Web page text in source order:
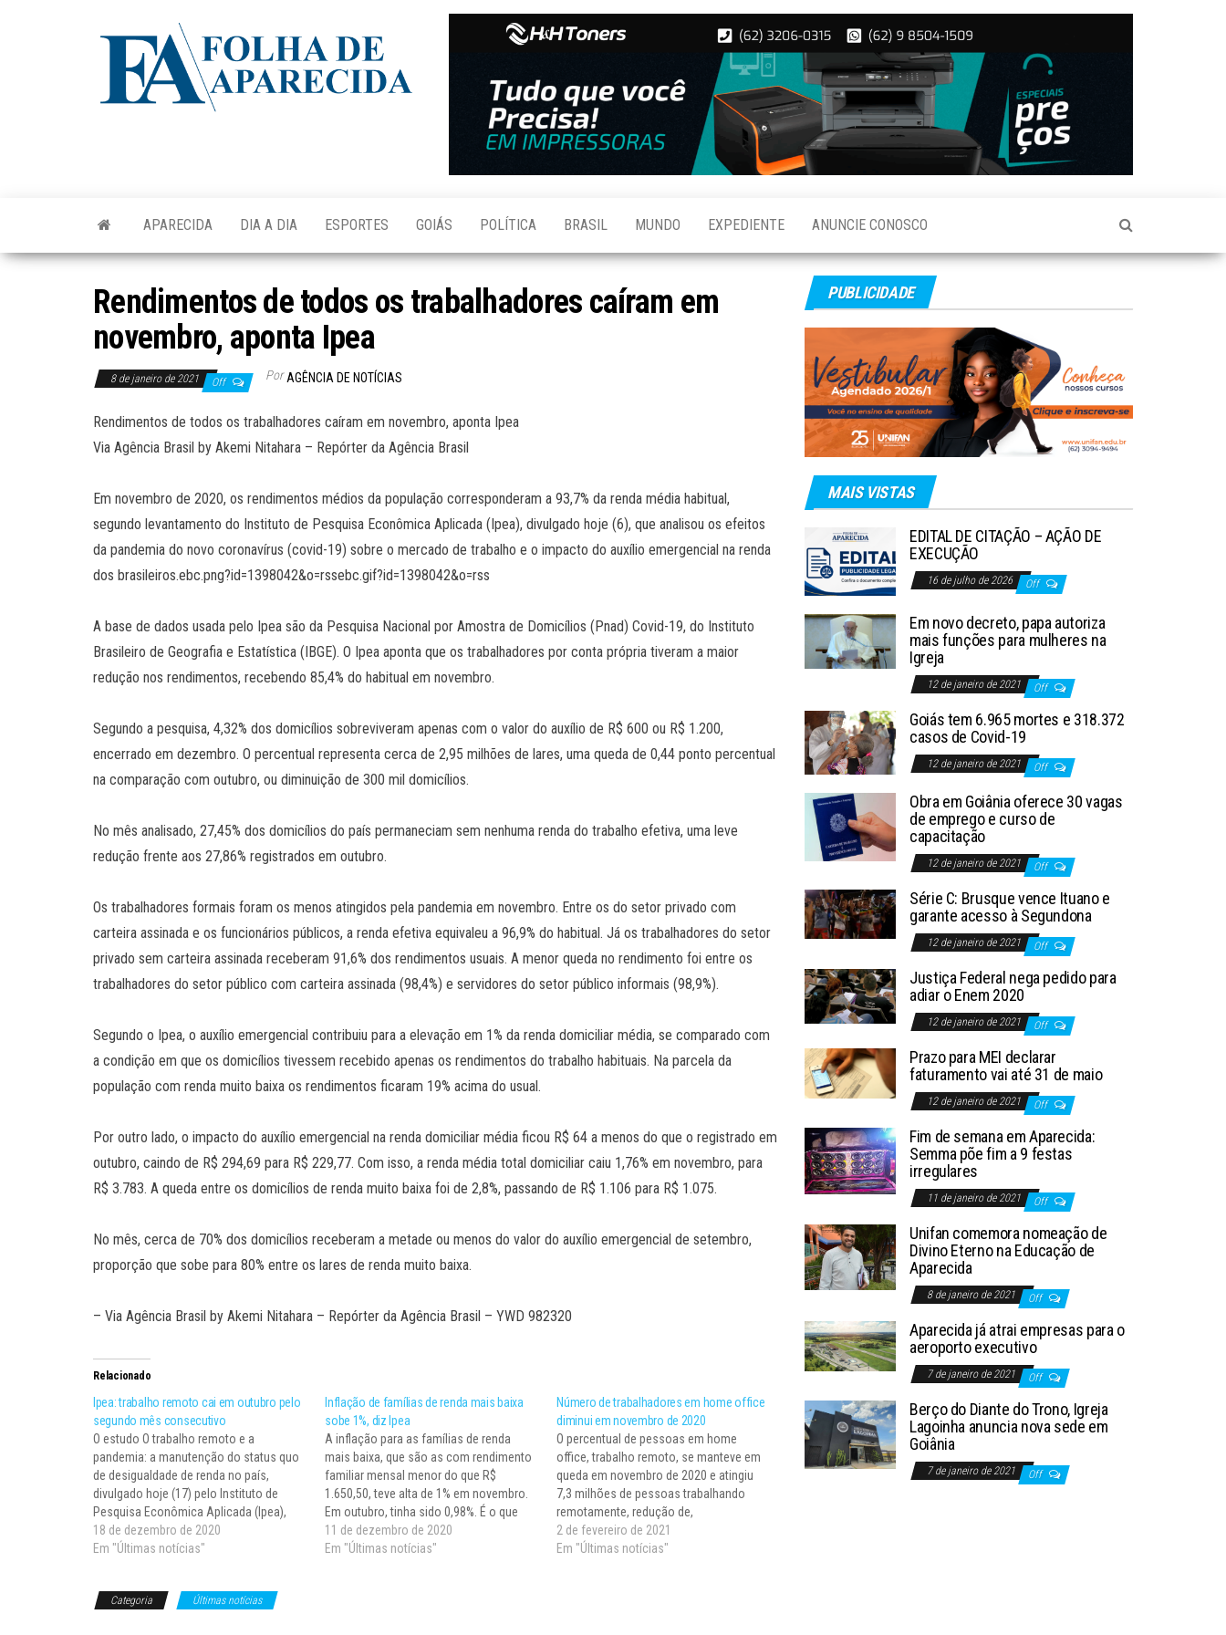
Aparecida
APARECIDA DIA A DIA ESPORTES GOIÁS POLÍTICA BRASIL MUNDO EXPEDIENTE ANUNCIE CONOSCO
Rendimentos de todos os trabalhadores caíram em
novembro, aponta Ipea
8 de janeiro de 2021 Off Por AGÊNCIA DE NOTÍCIAS
Rendimentos de todos os trabalhadores caíram em novembro, aponta Ipea
Via Agência Brasil by Akemi Nitahara – Repórter da Agência Brasil
Em novembro de 2020, os rendimentos médios da população corresponderam a 93,7% da renda média habitual,
segundo levantamento do Instituto de Pesquisa Econômica Aplicada (Ipea), divulgado hoje (6), que analisou os efeitos
da pandemia do novo coronavírus (covid-19) sobre o mercado de trabalho e o impacto do auxílio emergencial na renda
dos brasileiros.ebc.png?id=1398042&o=rssebc.gif?id=1398042&o=rss
A base de dados usada pelo Ipea são da Pesquisa Nacional por Amostra de Domicílios (Pnad) Covid-19, do Instituto
Brasileiro de Geografia e Estatística (IBGE). O Ipea aponta que os trabalhadores por conta própria tiveram a maior
redução nos rendimentos, recebendo 85,4% do habitual em novembro.
Segundo a pesquisa, 4,32% dos domicílios sobreviveram apenas com o valor do auxílio de R$ 600 ou R$ 1.200,
encerrado em dezembro. O percentual representa cerca de 2,95 milhões de lares, uma queda de 0,44 ponto percentual
na comparação com outubro, ou diminuição de 300 mil domicílios.
No mês analisado, 27,45% dos domicílios do país permaneciam sem nenhuma renda do trabalho efetiva, uma leve
redução frente aos 27,86% registrados em outubro.
Os trabalhadores formais foram os menos atingidos pela pandemia em novembro. Entre os do setor privado com
carteira assinada e os funcionários públicos, a renda efetiva equivaleu a 96,9% do habitual. Já os trabalhadores do setor
privado sem carteira assinada receberam 91,6% dos rendimentos usuais. A menor queda no rendimento foi entre os
trabalhadores do setor público com carteira assinada (98,4%) e servidores do setor público informais (98,9%).
Segundo o Ipea, o auxílio emergencial contribuiu para a elevação em 1% da renda domiciliar média, se comparado com
a condição em que os domicílios tivessem recebido apenas os rendimentos do trabalho habituais. Na parcela da
população com renda muito baixa os rendimentos ficaram 19% acima do usual.
Por outro lado, o impacto do auxílio emergencial na renda domiciliar média ficou R$ 64 a menos do que o registrado em
outubro, caindo de R$ 294,69 para R$ 229,77. Com isso, a renda média total domiciliar caiu 1,76% em novembro, para
R$ 3.783. A queda entre os domicílios de renda muito baixa foi de 2,8%, passando de R$ 1.106 para R$ 1.075.
No mês, cerca de 70% dos domicílios receberam a metade ou menos do valor do auxílio emergencial de setembro,
proporção que sobe para 80% entre os lares de renda muito baixa.
– Via Agência Brasil by Akemi Nitahara – Repórter da Agência Brasil – YWD 982320
Relacionado
Ipea: trabalho remoto cai em outubro pelo
segundo mês consecutivo
O estudo O trabalho remoto e a
pandemia: a manutenção do status quo
de desigualdade de renda no país,
divulgado hoje (17) pelo Instituto de
Pesquisa Econômica Aplicada (Ipea),
mostra que o trabalho remoto englobou,
em outubro deste ano, um total de 7,6
18 de dezembro de 2020
Em "Últimas notícias"
Inflação de famílias de renda mais baixa
sobe 1%, diz Ipea
A inflação para as famílias de renda
mais baixa, que são as com rendimento
familiar mensal menor do que R$
1.650,50, teve alta de 1% em novembro.
Em outubro, tinha sido 0,98%. É o que
mostra o Indicador Ipea de Inflação por
Faixa de Renda para o mês, divulgado
11 de dezembro de 2020
Em "Últimas notícias"
Número de trabalhadores em home office
diminui em novembro de 2020
O percentual de pessoas em home
office, trabalho remoto, se manteve em
queda em novembro de 2020 e atingiu
7,3 milhões de pessoas trabalhando
remotamente, redução de,
aproximadamente, 260 mil pessoas em
relação ao mês anterior. O resultado
2 de fevereiro de 2021
Em "Últimas notícias"
Categoria Últimas notícias
PUBLICIDADE
MAIS VISTAS
EDITAL DE CITAÇÃO – AÇÃO DE
EXECUÇÃO
16 de julho de 2026 Off
Em novo decreto, papa autoriza
mais funções para mulheres na
Igreja
12 de janeiro de 2021 Off
Goiás tem 6.965 mortes e 318.372
casos de Covid-19
12 de janeiro de 2021 Off
Obra em Goiânia oferece 30 vagas
de emprego e curso de
capacitação
12 de janeiro de 2021 Off
Série C: Brusque vence Ituano e
garante acesso à Segundona
12 de janeiro de 2021 Off
Justiça Federal nega pedido para
adiar o Enem 2020
12 de janeiro de 2021 Off
Prazo para MEI declarar
faturamento vai até 31 de maio
12 de janeiro de 2021 Off
Fim de semana em Aparecida:
Semma põe fim a 9 festas
irregulares
11 de janeiro de 2021 Off
Unifan comemora nomeação de
Divino Eterno na Educação de
Aparecida
8 de janeiro de 2021 Off
Aparecida já atrai empresas para o
aeroporto executivo
7 de janeiro de 2021 Off
Berço do Diante do Trono, Igreja
Lagoinha anuncia nova sede em
Goiânia
7 de janeiro de 2021 Off